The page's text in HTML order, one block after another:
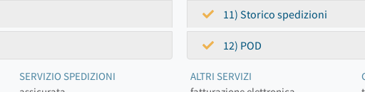
11) Storico spedizioni
12) POD
SERVIZIO SPEDIZIONI
ALTRI SERVIZI